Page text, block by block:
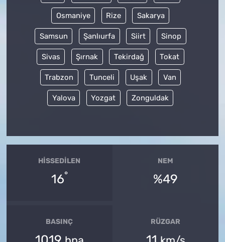
Osmaniye Rize Sakarya
Samsun Şanlıurfa Siirt Sinop
Sivas Şırnak Tekirdağ Tokat
Trabzon Tunceli Uşak Van
Yalova Yozgat Zonguldak
HISSEDILEN
16°
NEM
%49
BASINÇ RÜZGAR